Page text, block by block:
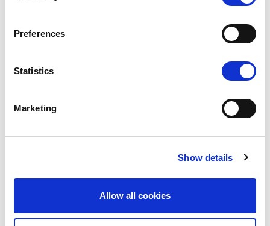
Preferences
Statistics
Marketing
Show details
Allow all cookies
för den senaste Yamaha F300 V6 med Digital
DEC var tidigare endast tillgänglig på Yamahas
flaggskepp inom utombordare, XTO Offshore.
DEC-systemet inkluderar också Digital Electric
jämnhet, och innebär en enorm förbättring jämfört
med hydraulisk styrning. Styrresponsen kan enkelt
antalet rotationer från lås till lås kan justeras från
fyra till nio rotationer. Styrresponsen kan också
justeras automatiskt efter varvtalet på motorn. Den